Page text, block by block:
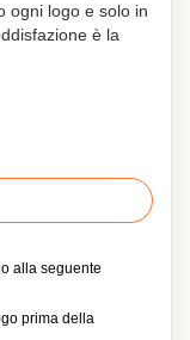
ogni logo e solo in
è la
alla seguente
prima della